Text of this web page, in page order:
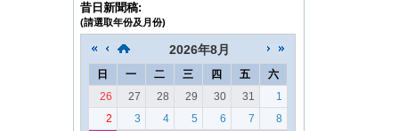
昔日新聞稿:
(請選取年份及月份)
2026年8月
日 一 二 三 四 五
六
26
27 28 29 30 31
1
2
3 4 5 6 7
8